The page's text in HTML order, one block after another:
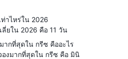
ท่าไหร่ใน 2026
ลี่ยใน 2026 คือ 11 วัน
ากที่สุดใน กรีซ คืออะไร
องมากที่สุดใน กรีซ คือ มินิ